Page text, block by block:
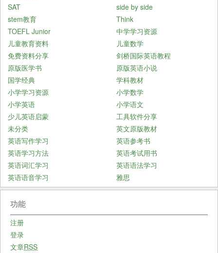
SAT
side by side
stem教育
Think
TOEFL Junior
中学学习资源
儿童教育资料
儿童数学
免费资料分享
剑桥国际英语教程
原版医学书
原版英语小说
国学经典
学科教材
小学学习资源
小学数学
小学英语
小学语文
少儿英语启蒙
工具软件分享
未分类
英文原版教材
英语写作学习
英语参考书
英语学习方法
英语考试用书
英语词汇学习
英语语法学习
英语语音学习
雅思
功能
注册
登录
文章RSS